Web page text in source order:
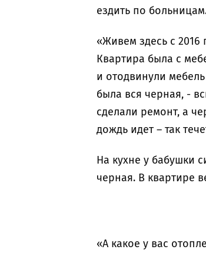
ездить по
«Живем здесь с 2016
Квартира была с
и отодвинули
была вся черная, -
сделали ремонт, а
дождь идет – так
На кухне у бабушки
черная. В квартире
«А какое у вас